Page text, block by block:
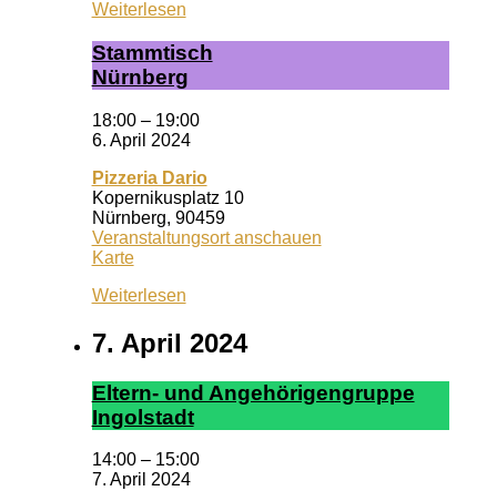
Zentrum
Weiterlesen
Stamm­tisch
Nürn­berg
18:00 – 19:00
6. April 2024
Pizzeria Dario
Kopernikusplatz 10
Nürnberg, 90459
Veranstaltungsort anschauen
KartePizzeria
Weiterlesen
7. April 2024
El­tern- und An­ge­hör­ig­en­grup­pe
In­gol­stadt
14:00 – 15:00
7. April 2024